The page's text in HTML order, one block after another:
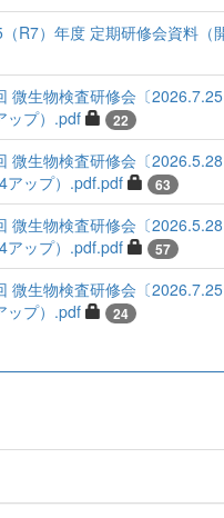
R7）年度 定期研修会資料（
微生物検査研修会〔
プ）.pdf
22
微生物検査研修会〔
アップ）.pdf.pdf
63
微生物検査研修会〔
アップ）.pdf.pdf
57
微生物検査研修会〔
プ）.pdf
24